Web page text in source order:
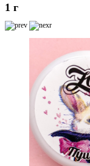
1 г